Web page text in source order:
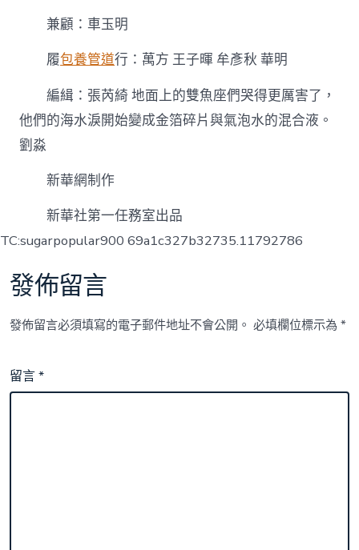
兼顧：車玉明
履包養管道行：萬方 王子暉 牟彥秋 華明
編緝：張芮綺 地面上的雙魚座們哭得更厲害了，
他們的海水淚開始變成金箔碎片與氣泡水的混合液。
劉淼
新華網制作
新華社第一任務室出品
TC:sugarpopular900 69a1c327b32735.11792786
發佈留言
發佈留言必須填寫的電子郵件地址不會公開。 必填欄位標示為*
留言*